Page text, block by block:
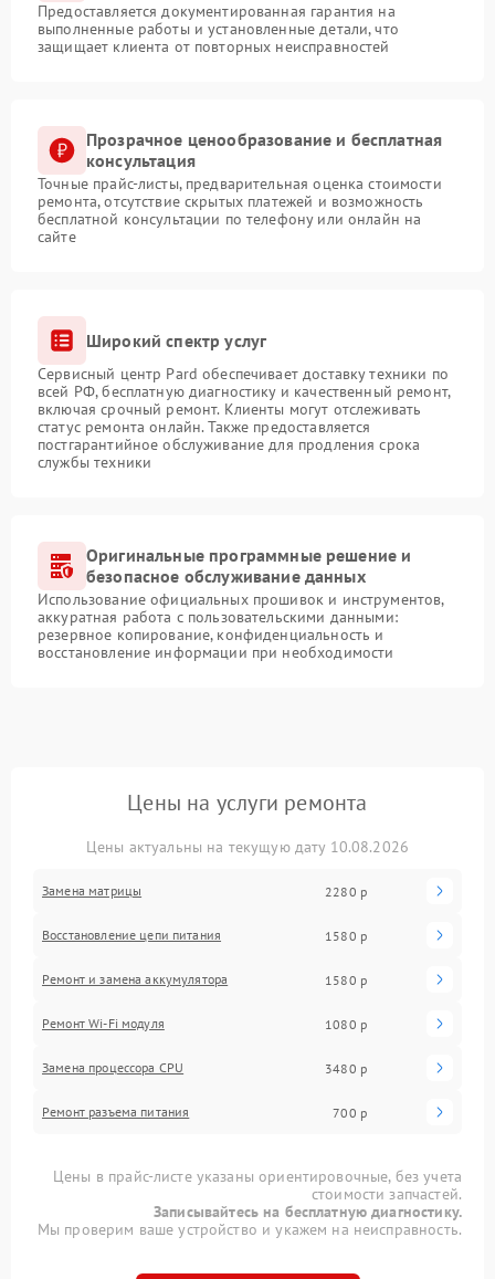
Предоставляется документированная гарантия на
выполненные работы и установленные детали, что
защищает клиента от повторных неисправностей
Прозрачное ценообразование и бесплатная
консультация
Точные прайс-листы, предварительная оценка стоимости
ремонта, отсутствие скрытых платежей и возможность
бесплатной консультации по телефону или онлайн на
сайте
Широкий спектр услуг
Сервисный центр Pard обеспечивает доставку техники по
всей РФ, бесплатную диагностику и качественный ремонт,
включая срочный ремонт. Клиенты могут отслеживать
статус ремонта онлайн. Также предоставляется
постгарантийное обслуживание для продления срока
службы техники
Оригинальные программные решение и
безопасное обслуживание данных
Использование официальных прошивок и инструментов,
аккуратная работа с пользовательскими данными:
резервное копирование, конфиденциальность и
восстановление информации при необходимости
Цены на услуги ремонта
Цены актуальны на текущую дату 10.08.2026
Замена матрицы 2280 р
Восстановление цепи питания 1580 р
Ремонт и замена аккумулятора 1580 р
Ремонт Wi-Fi модуля 1080 р
Замена процессора CPU 3480 р
Ремонт разъема питания 700 р
Цены в прайс-листе указаны ориентировочные, без учета
стоимости запчастей.
Записывайтесь на бесплатную диагностику.
Мы проверим ваше устройство и укажем на неисправность.